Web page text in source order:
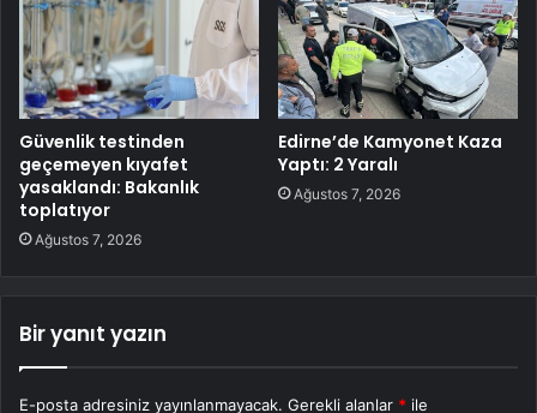
Güvenlik testinden
geçemeyen kıyafet
yasaklandı: Bakanlık
toplatıyor
Ağustos 7, 2026
Edirne’de Kamyonet Kaza
Yaptı: 2 Yaralı
Ağustos 7, 2026
Bir yanıt yazın
E-posta adresiniz yayınlanmayacak. Gerekli alanlar * ile